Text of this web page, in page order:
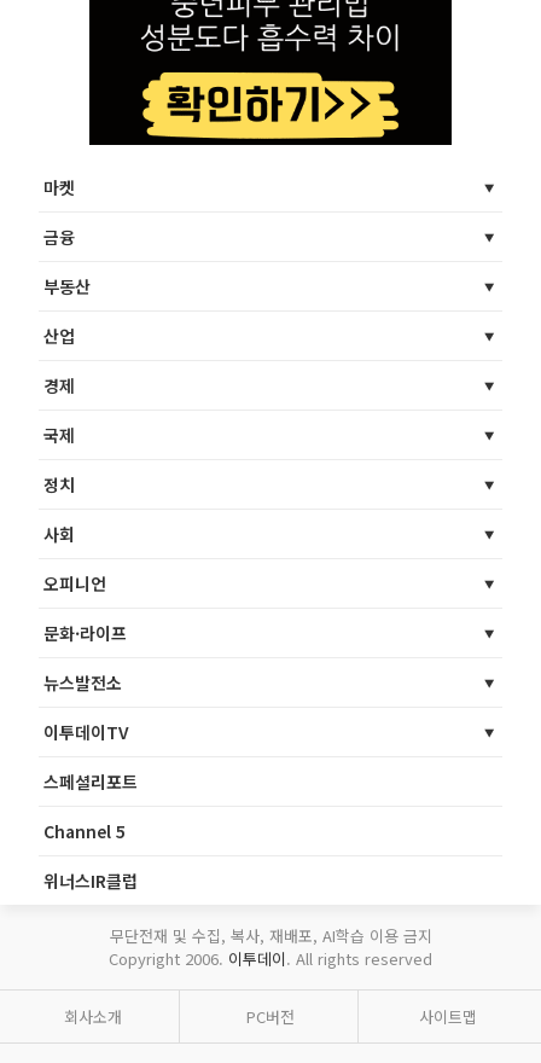
마켓
금융
부동산
산업
경제
국제
정치
사회
오피니언
문화·라이프
뉴스발전소
이투데이TV
스페셜리포트
Channel 5
위너스IR클럽
무단전재 및 수집, 복사, 재배포, AI학습 이용 금지
Copyright 2006. 이투데이. All rights reserved
회사소개 PC버전 사이트맵